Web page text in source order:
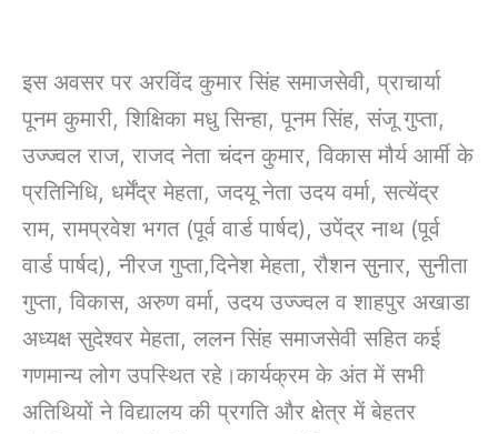
इस अवसर पर अरविंद कुमार सिंह समाजसेवी, प्राचार्या
पूनम कुमारी, शिक्षिका मधु सिन्हा, पूनम सिंह, संजू गुप्ता,
उज्ज्वल राज, राजद नेता चंदन कुमार, विकास मौर्य आर्मी के
प्रतिनिधि, धर्मेंद्र मेहता, जदयू नेता उदय वर्मा, सत्येंद्र
राम, रामप्रवेश भगत (पूर्व वार्ड पार्षद), उपेंद्र नाथ (पूर्व
वार्ड पार्षद), नीरज गुप्ता,दिनेश मेहता, रौशन सुनार, सुनीता
गुप्ता, विकास, अरुण वर्मा, उदय उज्ज्वल व शाहपुर अखाडा
अध्यक्ष सुदेश्वर मेहता, ललन सिंह समाजसेवी सहित कई
गणमान्य लोग उपस्थित रहे।कार्यक्रम के अंत में सभी
अतिथियों ने विद्यालय की प्रगति और क्षेत्र में बेहतर